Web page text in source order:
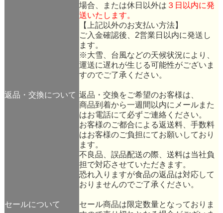
場合、または休日以外は ３日以内に発
送いたします。
【上記以外のお支払い方法】
ご入金確認後、2営業日以内に発送し
ます。
※大雪、台風などの天候状況により、
運送に遅れが生じる可能性がございま
すのでご了承ください。
返品・交換について 返品・交換をご希望のお客様は、
商品到着から一週間以内にメールまた
はお電話にて必ずご連絡ください。
お客様のご都合による返送料、手数料
はお客様のご負担にてお願いしており
ます。
不良品、誤品配送の際、送料は当社負
担で対応させていただきます。
恐れ入りますが食品の返品は対応して
おりませんのでご了承ください。
セールについて
セール商品は限定数量となっておりま